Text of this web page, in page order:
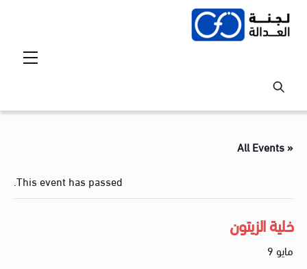
Skip
« All Events
This event has passed.
خلية الزيتون
مايو 9